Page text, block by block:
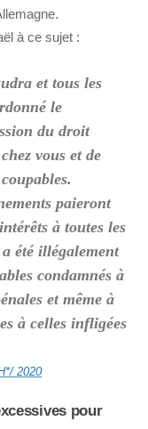
à ce sujet :
et tous les
le
du droit
vous et de
paieront
à toutes les
été illégalement
condamnés à
et même à
à celles infligées
2020
pour